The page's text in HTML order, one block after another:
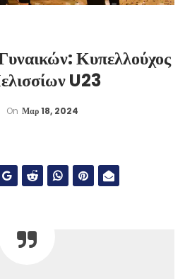
Κυπελλούχος
U23
On Μαρ 18, 2024